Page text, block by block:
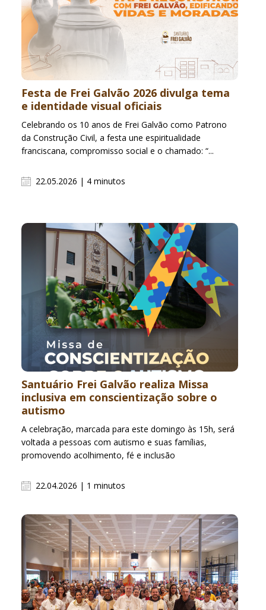
Festa de Frei Galvão 2026 divulga tema
e identidade visual oficiais
Celebrando os 10 anos de Frei Galvão como Patrono
da Construção Civil, a festa une espiritualidade
franciscana, compromisso social e o chamado: “...
22.05.2026 | 4 minutos
Santuário Frei Galvão realiza Missa
inclusiva em conscientização sobre o
autismo
A celebração, marcada para este domingo às 15h, será
voltada a pessoas com autismo e suas famílias,
promovendo acolhimento, fé e inclusão
22.04.2026 | 1 minutos